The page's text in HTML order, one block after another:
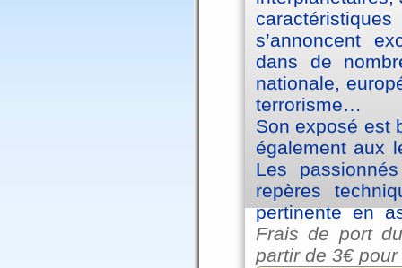
s’annoncent
dans de
nationale,
terrorisme…
Son exposé est
également aux
Les
repères
pertinente en
Frais de port
partir de 3€